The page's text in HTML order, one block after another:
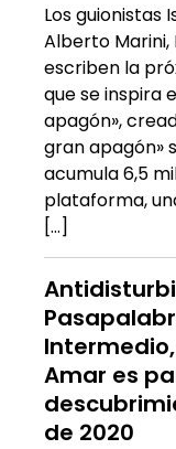
Los guionistas
Alberto Marini,
escriben la
que se inspira
apagón»,
gran apagón»
acumula 6,5
plataforma,
[…]
Amar es
de 2020